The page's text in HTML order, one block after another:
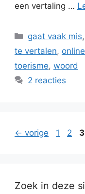
een vertaling …
Categorieën
gaat vaak mis,
te vertalen,
toerisme, woord
2 reacties
← vorige Pagina
1 2 3
Zoek in deze